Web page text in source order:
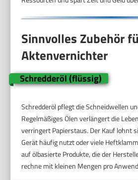
Sinnvolles Zubehör
Aktenvernichter
Schredderöl (flüssig)
Schredderöl pflegt die Schneidwellen
Regelmäßiges Ölen verlängert die
verringert Papierstaus. Der Kauf lohnt
Gerät häufig nutzt oder viele
auf ölbasierte Produkte, die der
rechne mit kleinen Mengen pro